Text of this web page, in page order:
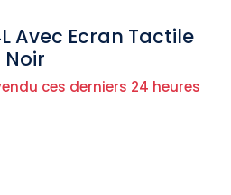
Avec Ecran Tactile
Noir
ces derniers 24 heures